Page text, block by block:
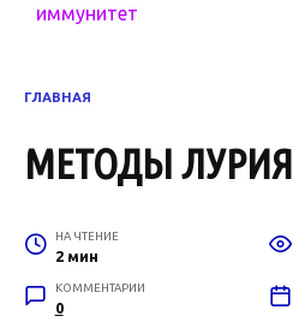
иммунитет
ГЛАВНАЯ
МЕТОДЫ ЛУРИЯ
НА ЧТЕНИЕ
2 мин
КОММЕНТАРИИ
0